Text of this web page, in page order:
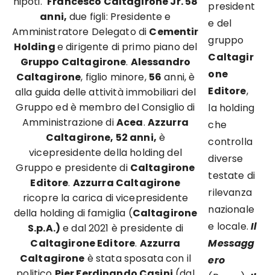
anni, due figli: Presidente e
Amministratore Delegato di Cementir
Holdinge dirigente di primo piano del
Gruppo Caltagirone. Alessandro
Caltagirone, figlio minore, 56 anni, è
alla guida delle attività immobiliari del
Gruppo ed è membro del Consiglio di
Amministrazione diAcea. Azzurra
Caltagirone, 52 anni, è
vicepresidente della holding del
Gruppo e presidente di Caltagirone
Editore. Azzurra Caltagirone
ricopre la carica di vicepresidente
della holding di famiglia (Caltagirone
S.p.A.) e dal 2021 è presidente di
Caltagirone Editore. Azzurra
Caltagirone è stata sposata con il
president
e del
gruppo
Caltagir
one
Editore,
la holding
che
controlla
diverse
testate di
rilevanza
nazionale
e locale. Il
Messagg
ero